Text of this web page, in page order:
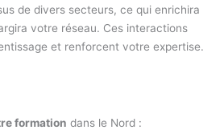
de divers secteurs, ce qui enrichira
votre réseau. Ces interactions
et renforcent votre expertise.
formation dans le Nord :